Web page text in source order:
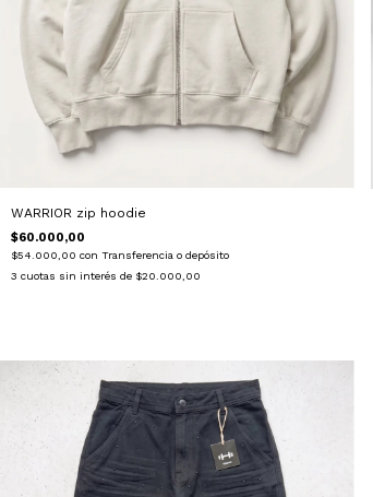
WARRIOR zip hoodie
$60.000,00
$54.000,00 con Transferencia o depósito
3 cuotas sin interés de $20.000,00